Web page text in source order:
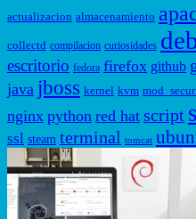
actualizacion almacenamiento
collectd compilacion curiosidades
escritorio fedora firefox github
java jboss kernel kvm
nginx python red hat script
ssl steam terminal tomcat